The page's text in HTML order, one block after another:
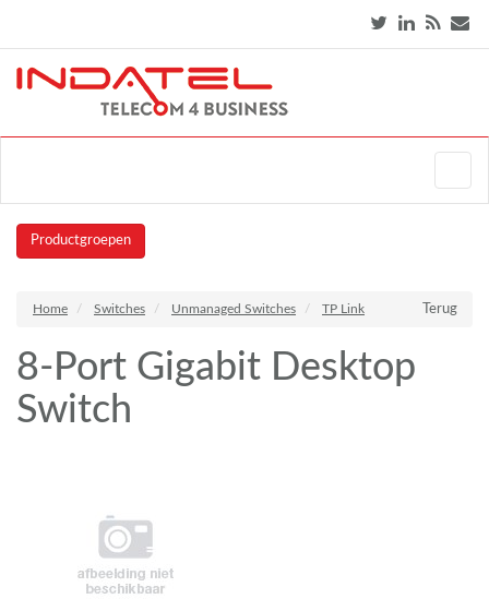
Productgroepen
Terug
Home Switches Unmanaged Switches TP Link
8-Port Gigabit Desktop
Switch